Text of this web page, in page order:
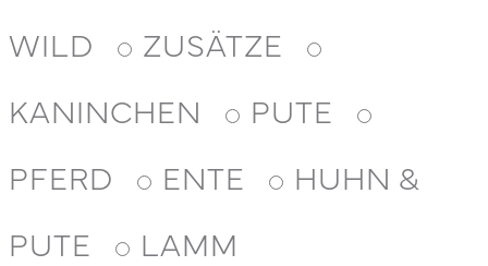
WILD
ZUSÄTZE
KANINCHEN
PUTE
PFERD
ENTE
HUHN &
PUTE
LAMM